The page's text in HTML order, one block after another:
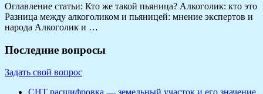
Оглавление статьи: Кто же такой пьяница? Алкоголик: кто это
Разница между алкоголиком и пьяницей: мнение экспертов и
народа Алкоголик и …
Последние вопросы
Задать свой вопрос